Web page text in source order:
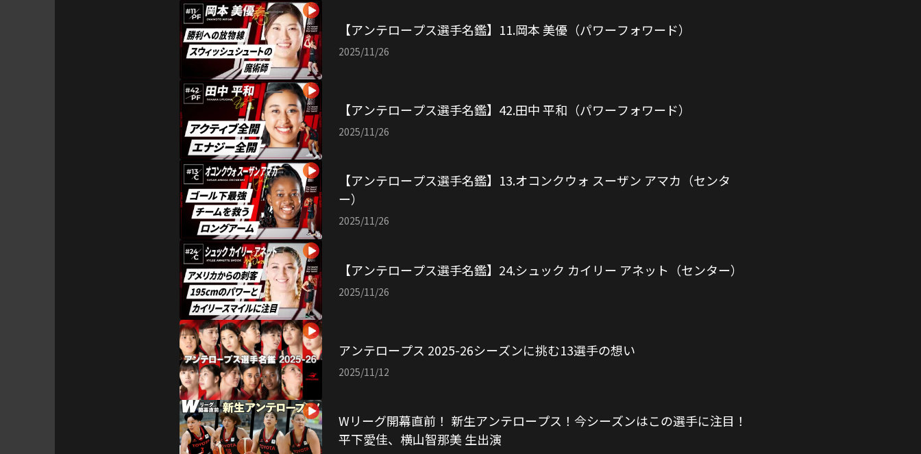
【アンテロープス選手名鑑】11.岡本 美優（パワーフォワード）
2025/11/26
【アンテロープス選手名鑑】42.田中 平和（パワーフォワード）
2025/11/26
【アンテロープス選手名鑑】13.オコンクウォ スーザン アマカ（センタ
ー）
2025/11/26
【アンテロープス選手名鑑】24.シュック カイリー アネット（センター）
2025/11/26
アンテロープス 2025-26シーズンに挑む13選手の想い
2025/11/12
Wリーグ開幕直前！ 新生アンテロープス！今シーズンはこの選手に注目！
平下愛佳、横山智那美 生出演